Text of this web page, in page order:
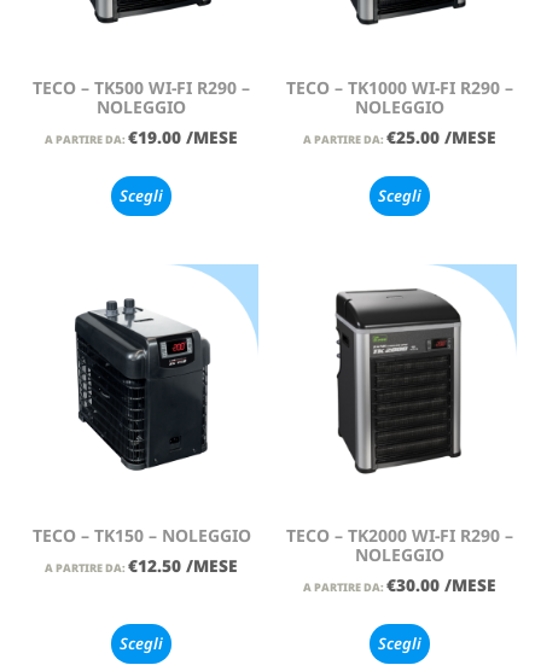
TECO – TK500 WI-FI R290 –
NOLEGGIO
A PARTIRE DA: €19.00 /MESE
Scegli
TECO – TK1000 WI-FI R290 –
NOLEGGIO
A PARTIRE DA: €25.00 /MESE
Scegli
TECO – TK150 – NOLEGGIO
A PARTIRE DA: €12.50 /MESE
Scegli
TECO – TK2000 WI-FI R290 –
NOLEGGIO
A PARTIRE DA: €30.00 /MESE
Scegli